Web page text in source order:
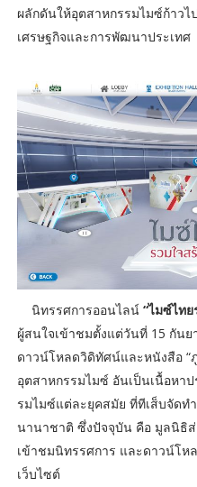
ผลักดันให้อุตสาหกรรมไมซ์ก้าว
เศรษฐกิจและการพัฒนาประเทศ
นิทรรศการออนไลน์“ไมซ์ไทย
ผู้สนใจเข้าชมตั้งแต่วันที่ 15 กัน
ดาวน์โหลดวิดิทัศน์และหนังสือ “
อุตสาหกรรมไมซ์ อันเป็นเนื้อหา
รมไมซ์แต่ละยุคสมัย ที่ทีเส็บจัดท
นานาชาติ ซึ่งปัจจุบัน คือ มูลนิธิส่
เข้าชมนิทรรศการ และดาวน์โห
เว็บไซต์